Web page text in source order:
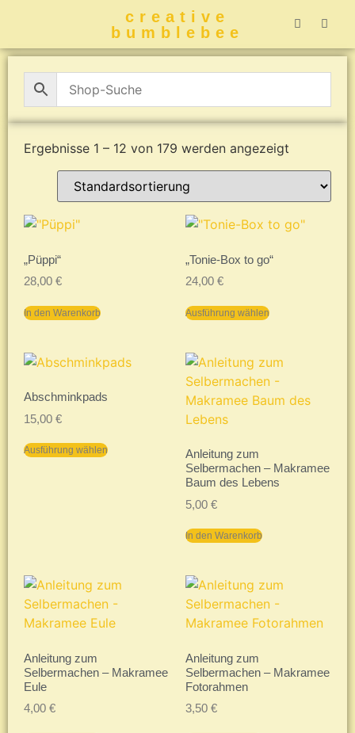
creative
bumblebee
Ergebnisse 1 – 12 von 179 werden angezeigt
„Püppi“
28,00 €
In den Warenkorb
„Tonie-Box to go“
24,00 €
Ausführung wählen
Abschminkpads
15,00 €
Ausführung wählen
Anleitung zum
Selbermachen – Makramee
Baum des Lebens
5,00 €
In den Warenkorb
Anleitung zum
Selbermachen – Makramee
Eule
4,00 €
Anleitung zum
Selbermachen – Makramee
Fotorahmen
3,50 €